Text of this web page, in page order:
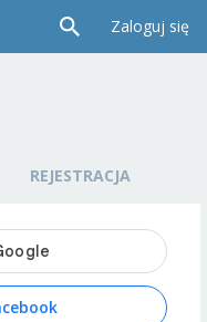
Zaloguj się
REJESTRACJA